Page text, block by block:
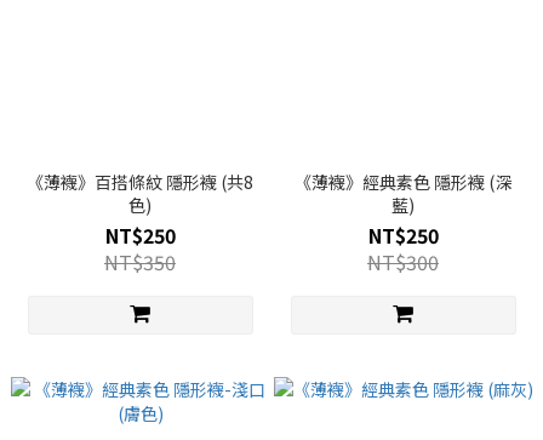
《薄襪》百搭條紋 隱形襪 (共8
色)
NT$250
NT$350
《薄襪》經典素色 隱形襪 (深
藍)
NT$250
NT$300